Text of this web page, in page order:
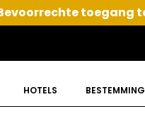
toegang
HOTELS